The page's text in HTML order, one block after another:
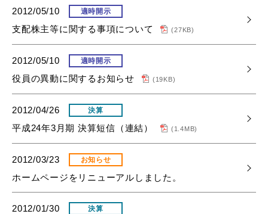
2012/05/10 適時開示
支配株主等に関する事項について (27KB)
2012/05/10 適時開示
役員の異動に関するお知らせ (19KB)
2012/04/26 決算
平成24年3月期 決算短信（連結） (1.4MB)
2012/03/23 お知らせ
ホームページをリニューアルしました。
2012/01/30 決算